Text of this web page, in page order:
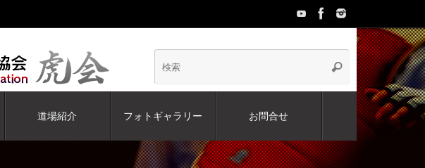
検
索:
検
道場紹介 フォトギャラリー お問合せ